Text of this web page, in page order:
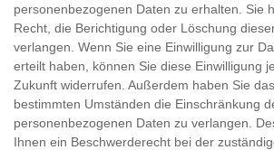
personenbezogenen Daten zu erhalten. Sie
Recht, die Berichtigung oder Löschung
verlangen. Wenn Sie eine Einwilligung zur
erteilt haben, können Sie diese Einwilligung
Zukunft widerrufen. Außerdem haben Sie
bestimmten Umständen die Einschränkung
personenbezogenen Daten zu verlangen.
Ihnen ein Beschwerderecht bei der